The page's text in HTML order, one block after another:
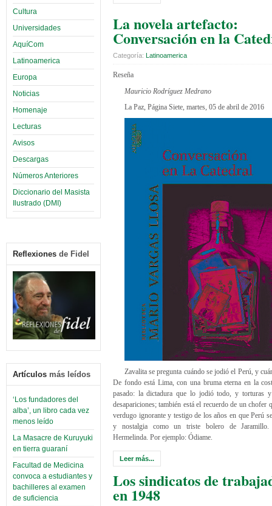
Cultura
Universidades
AquíCom
Latinoamerica
Europa
Noticias
Homenaje
Lecturas
Avisos
Descargas
Números Anteriores
Diccionario del Masista
Ilustrado (DMI)
Reflexiones de Fidel
Artículos más leídos
‘Los fundadores del
alba’, un libro cada vez
menos leído
La Masacre de Kuruyuki
en tierra guaraní
Facultad de Medicina
convoca a estudiantes y
bachilleres al examen
de suficiencia
La novela artefacto:
Conversación en la
Categoría: Latinoamerica
Reseña
Mauricio Rodríguez Medrano
La Paz, Página Siete, martes, 05 de abril de 2016
Zavalita se pregunta cuándo se jodió el Perú, y
De fondo está Lima, con una bruma eterna en la
pasado: la dictadura que lo jodió todo, y torturas
desapariciones; también está el recuerdo de un chofer
verdugo ignorante y testigo de los años en que Perú
y nostalgia como un triste bolero de Jaramillo.
Hermelinda. Por ejemplo: Ódiame.
Leer más...
Los sindicatos de
en 1948